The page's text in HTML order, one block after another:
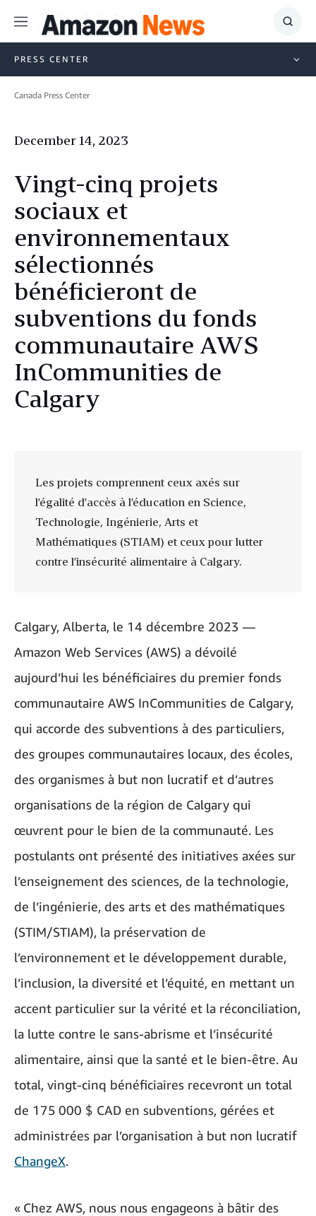
Menu
Show
PRESS CENTER
Canada Press Center
December 14, 2023
Vingt-cinq projets
sociaux et
environnementaux
sélectionnés
bénéficieront de
subventions du fonds
communautaire AWS
InCommunities de
Calgary
Les projets comprennent ceux axés sur
l’égalité d’accès à l’éducation en Science,
Technologie, Ingénierie, Arts et
Mathématiques (STIAM) et ceux pour lutter
contre l’insécurité alimentaire à Calgary.
Calgary, Alberta, le 14 décembre 2023 —
Amazon Web Services (AWS) a dévoilé
aujourd’hui les bénéficiaires du premier fonds
communautaire AWS InCommunities de Calgary,
qui accorde des subventions à des particuliers,
des groupes communautaires locaux, des écoles,
des organismes à but non lucratif et d’autres
organisations de la région de Calgary qui
œuvrent pour le bien de la communauté. Les
postulants ont présenté des initiatives axées sur
l’enseignement des sciences, de la technologie,
de l’ingénierie, des arts et des mathématiques
(STIM/STIAM), la préservation de
l’environnement et le développement durable,
l’inclusion, la diversité et l’équité, en mettant un
accent particulier sur la vérité et la réconciliation,
la lutte contre le sans-abrisme et l’insécurité
alimentaire, ainsi que la santé et le bien-être. Au
total, vingt-cinq bénéficiaires recevront un total
de 175 000 $ CAD en subventions, gérées et
administrées par l’organisation à but non lucratif
ChangeX.
« Chez AWS, nous nous engageons à bâtir des